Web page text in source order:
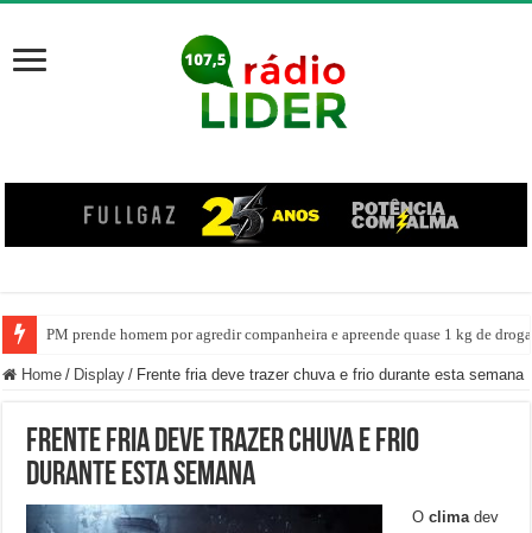
PM prende homem por agredir companheira e apreende quase 1 kg de
Mesa diretora da câmara de vereadores de Erval Velho, apresenta projeto
Home / Display / Frente fria deve trazer chuva e frio durante esta semana
Frente fria deve trazer chuva e frio
durante esta semana
O climadev